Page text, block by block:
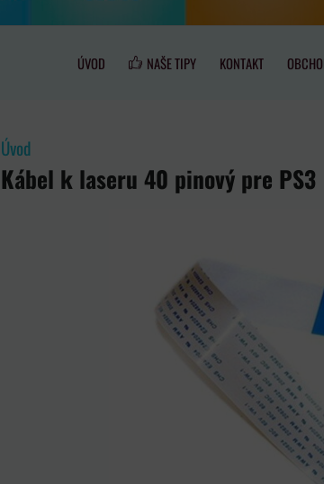
ÚVOD NAŠE TIPY KONTAKT
Úvod
Kábel k laseru 40 pinový pre PS3